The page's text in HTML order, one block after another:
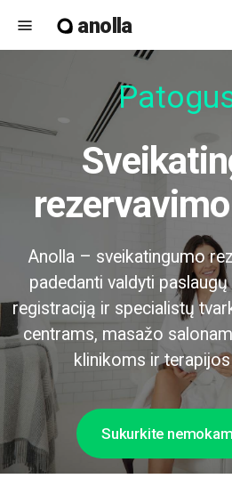
menu anolla
Sveikatingumo
Anolla – sveikatingumo
padedanti valdyti
registraciją ir specialistų
centrams, masažo
klinikoms ir
Sukurkite